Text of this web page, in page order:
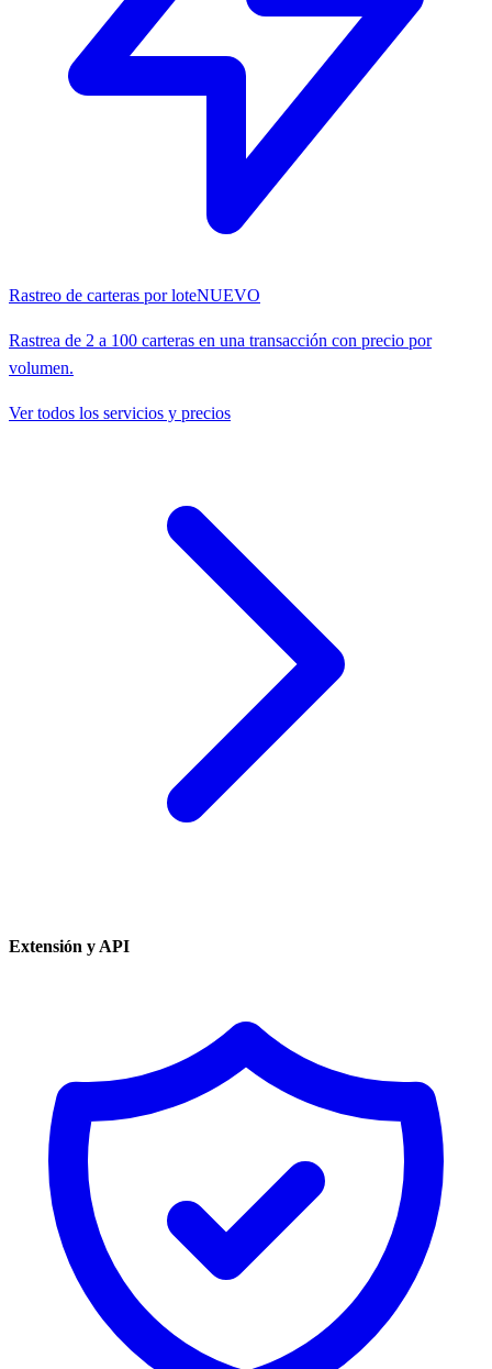
Rastreo de carteras por loteNUEVO
Rastrea de 2 a 100 carteras en una transacción con precio por
volumen.
Ver todos los servicios y precios
Extensión y API